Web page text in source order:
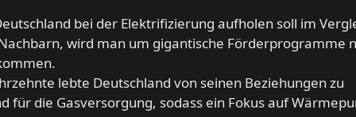
bei der Elektrifizierung aufholen soll im
wird man um gigantische Förderprogramme
lebte Deutschland von seinen Beziehungen zu
für die Gasversorgung, sodass ein Fokus auf